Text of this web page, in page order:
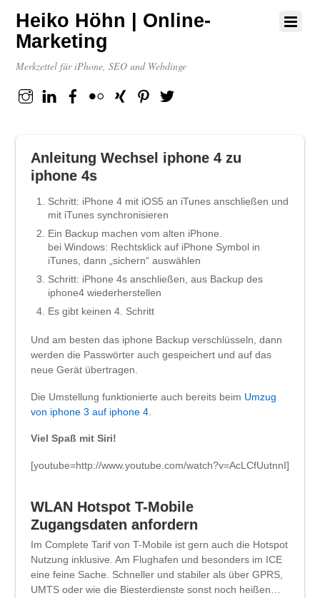
Heiko Höhn | Online-
Marketing
Merkzettel für iPhone, SEO und Webdinge
InstagramLinkedinFacebook
flickr XING Pinterest
Anleitung Wechsel iphone 4 zu
iphone 4s
Schritt: iPhone 4 mit iOS5 an iTunes anschließen und
mit iTunes synchronisieren
Ein Backup machen vom alten iPhone.
bei Windows: Rechtsklick auf iPhone Symbol in
iTunes, dann „sichern“ auswählen
Schritt: iPhone 4s anschließen, aus Backup des
iphone4 wiederherstellen
Es gibt keinen 4. Schritt
Und am besten das iphone Backup verschlüsseln, dann
werden die Passwörter auch gespeichert und auf das
neue Gerät übertragen.
Die Umstellung funktionierte auch bereits beim Umzug
von iphone 3 auf iphone 4.
Viel Spaß mit Siri!
[youtube=http://www.youtube.com/watch?v=AcLCfUutnnI]
WLAN Hotspot T-Mobile
Zugangsdaten anfordern
Im Complete Tarif von T-Mobile ist gern auch die Hotspot
Nutzung inklusive. Am Flughafen und besonders im ICE
eine feine Sache. Schneller und stabiler als über GPRS,
UMTS oder wie die Biesterdienste sonst noch heißen…